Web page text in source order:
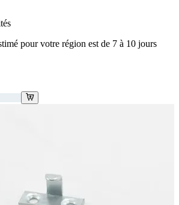
pour votre région est de 7 à 10 jours